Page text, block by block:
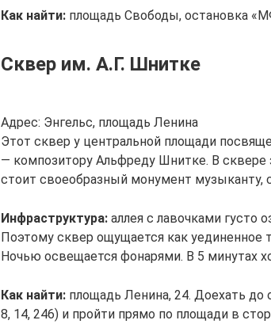
Как найти: площадь Свободы, остановка
Сквер им. А.Г. Шнитке
Адрес: Энгельс, площадь Ленина
Этот сквер у центральной площади
— композитору Альфреду Шнитке. В сквере
стоит своеобразный монумент музыканту,
Инфраструктура: аллея с лавочками густо
Поэтому сквер ощущается как уединенное
Ночью освещается фонарями. В 5 минутах
Как найти: площадь Ленина, 24. Доехать
8, 14, 246) и пройти прямо по площади в